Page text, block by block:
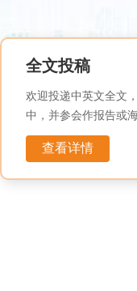
全文投稿
欢迎投递中英文全文
中，并参会作报告或海
查看详情